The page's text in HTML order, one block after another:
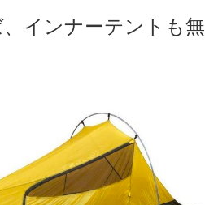
インナーテントも無